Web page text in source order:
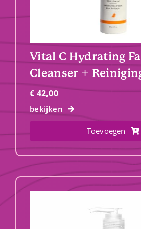
Vital C Hydrating
Cleanser +
€ 42,00
bekijken
Toevoegen